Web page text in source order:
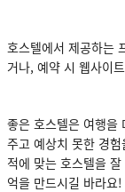
호스텔에서 제공하는
거나, 예약 시 웹사이
좋은 호스텔은 여행을
주고 예상치 못한 경
적에 맞는 호스텔을
억을 만드시길 바라요!